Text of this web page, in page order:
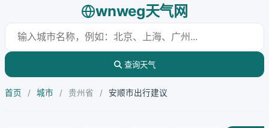
wnweg天气网
查询天气
首页 / 城市 / 贵州省 / 安顺市出行建议